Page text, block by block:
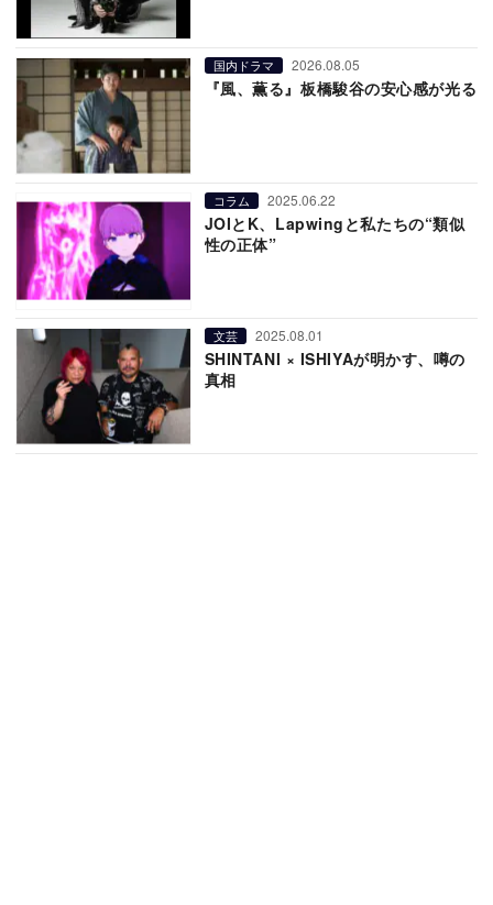
国内ドラマ 2026.08.05
『風、薫る』板橋駿谷の安心感が光る
コラム 2025.06.22
JOIとK、Lapwingと私たちの“類似
性の正体”
文芸 2025.08.01
SHINTANI × ISHIYAが明かす、噂の
真相